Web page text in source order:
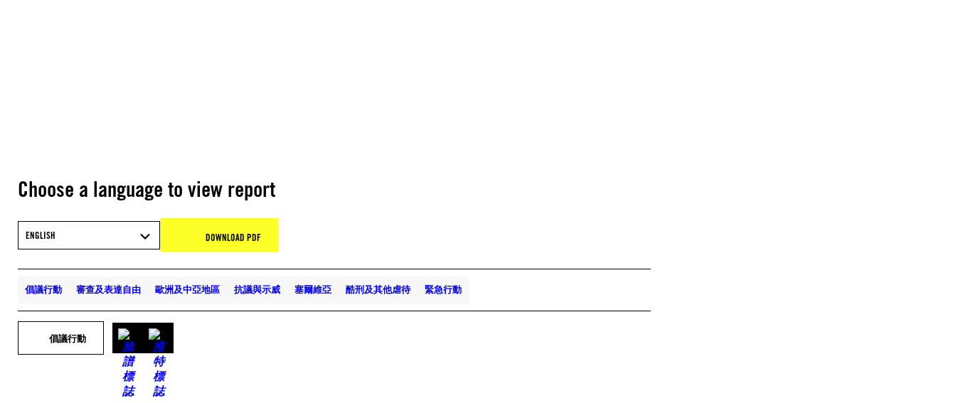
Choose a language to view report
ENGLISH DOWNLOAD PDF
倡議行動 審查及表達自由 歐洲及中亞地區 抗議與示威 塞爾維亞 酷刑及其他虐待 緊急行動
倡議行動